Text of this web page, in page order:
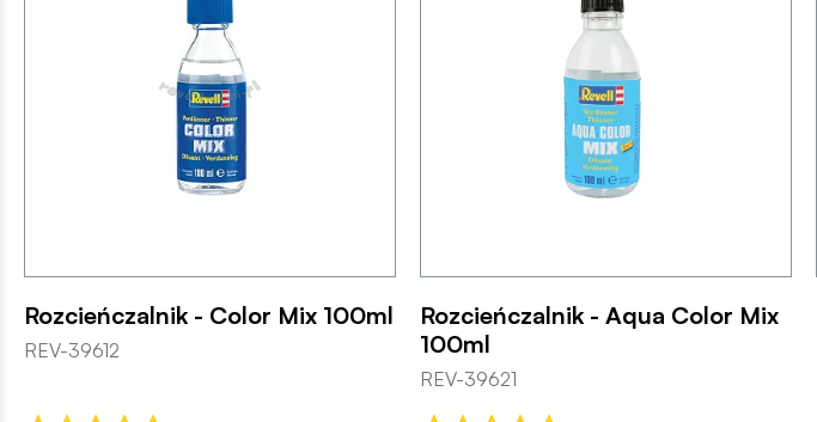
Rozcieńczalnik - Color Mix 100ml
REV-39612
Rozcieńczalnik - Aqua Color Mix
100ml
REV-39621